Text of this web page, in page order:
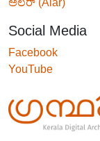
ಅಲರ್ (Alar)
Social Media
Facebook
YouTube